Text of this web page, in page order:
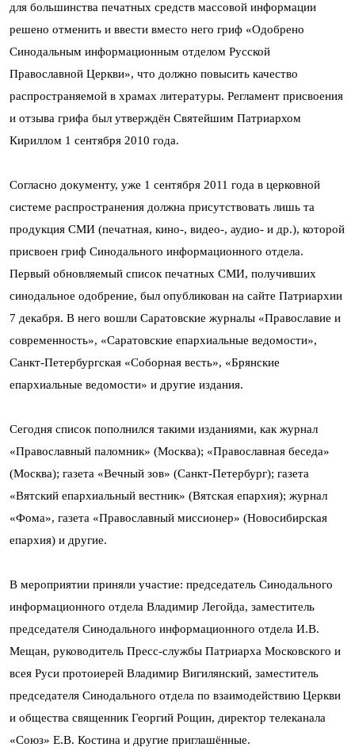
для большинства печатных средств массовой информации
решено отменить и ввести вместо него гриф «Одобрено
Синодальным информационным отделом Русской
Православной Церкви», что должно повысить качество
распространяемой в храмах литературы. Регламент присвоения
и отзыва грифа был утверждён Святейшим Патриархом
Кириллом 1 сентября 2010 года.
Согласно документу, уже 1 сентября 2011 года в церковной
системе распространения должна присутствовать лишь та
продукция СМИ (печатная, кино-, видео-, аудио- и др.), которой
присвоен гриф Синодального информационного отдела.
Первый обновляемый список печатных СМИ, получивших
синодальное одобрение, был опубликован на сайте Патриархии
7 декабря. В него вошли Саратовские журналы «Православие и
современность», «Саратовские епархиальные ведомости»,
Санкт-Петербургская «Соборная весть», «Брянские
епархиальные ведомости» и другие издания.
Сегодня список пополнился такими изданиями, как журнал
«Православный паломник» (Москва); «Православная беседа»
(Москва); газета «Вечный зов» (Санкт-Петербург); газета
«Вятский епархиальный вестник» (Вятская епархия); журнал
«Фома», газета «Православный миссионер» (Новосибирская
епархия) и другие.
В мероприятии приняли участие: председатель Синодального
информационного отдела Владимир Легойда, заместитель
председателя Синодального информационного отдела И.В.
Мещан, руководитель Пресс-службы Патриарха Московского и
всея Руси протоиерей Владимир Вигилянский, заместитель
председателя Синодального отдела по взаимодействию Церкви
и общества священник Георгий Рощин, директор телеканала
«Союз» Е.В. Костина и другие приглашённые.